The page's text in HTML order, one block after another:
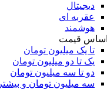
دیجیتال
عقربه ای
هوشمند
اساس قیمت
تا یک میلیون تومان
یک تا دو میلیون تومان
دو تا سه میلیون تومان
سه میلیون تومان و بیشتر